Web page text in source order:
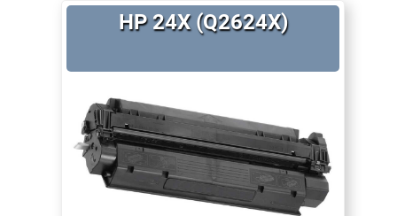
HP 24X (Q2624X)